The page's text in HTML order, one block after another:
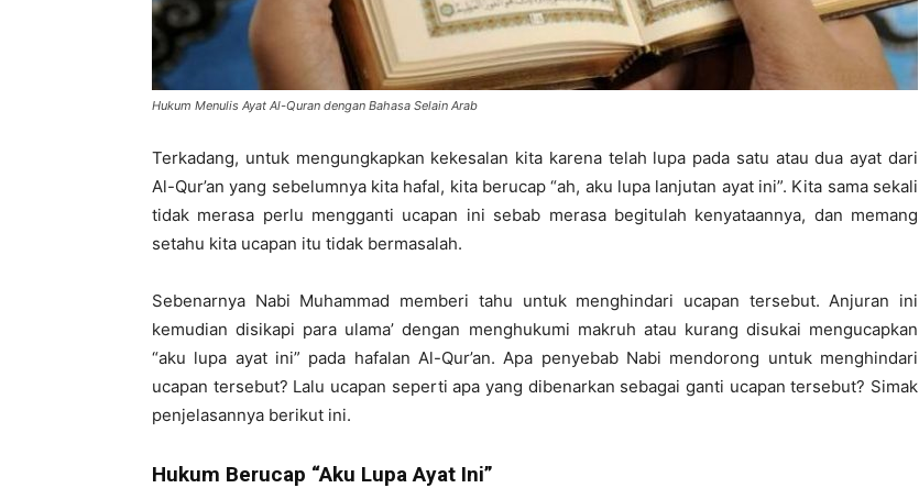
Hukum Menulis Ayat Al-Quran dengan Bahasa Selain Arab
Terkadang, untuk mengungkapkan kekesalan kita karena telah lupa pada satu atau dua ayat dari
Al-Qur’an yang sebelumnya kita hafal, kita berucap “ah, aku lupa lanjutan ayat ini”. Kita sama sekali
tidak merasa perlu mengganti ucapan ini sebab merasa begitulah kenyataannya, dan memang
setahu kita ucapan itu tidak bermasalah.
Sebenarnya Nabi Muhammad memberi tahu untuk menghindari ucapan tersebut. Anjuran ini
kemudian disikapi para ulama’ dengan menghukumi makruh atau kurang disukai mengucapkan
“aku lupa ayat ini” pada hafalan Al-Qur’an. Apa penyebab Nabi mendorong untuk menghindari
ucapan tersebut? Lalu ucapan seperti apa yang dibenarkan sebagai ganti ucapan tersebut? Simak
penjelasannya berikut ini.
Hukum Berucap “Aku Lupa Ayat Ini”